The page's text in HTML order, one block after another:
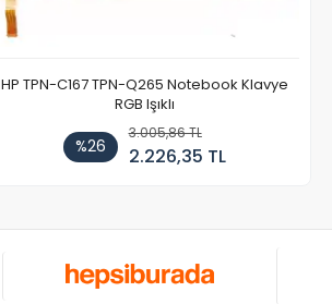
HP TPN-C167 TPN-Q265 Notebook Klavye
RGB Işıklı
%26
3.005,86 TL
2.226,35 TL